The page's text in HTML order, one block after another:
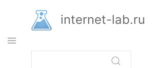
основному
содержанию
internet-lab.ru